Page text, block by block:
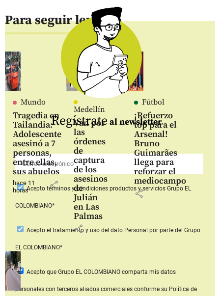
Para seguir leyendo
Mundo
Tragedia en
Tailandia:
Adolescente
asesinó a 7
personas,
entre ellas,
sus abuelos
hace 11
horas
share
Medellín
Van por
las
órdenes
de
captura
de los
asesinos
de
Julián
en Las
Palmas
share
Fútbol
¡Refuerzo
top para el
Arsenal!
Bruno
Guimarães
llega para
reforzar el
mediocampo
share
Regístrate al newsletter
Aceptotérminos y condiciones productos y serviciosGrupo EL
COLOMBIANO*
Acepto el tratamiento y uso del dato Personal por parte del Grupo
EL COLOMBIANO*
Acepto que Grupo EL COLOMBIANOcomparta mis datos
personales con terceros aliados comerciales conforme su Política de